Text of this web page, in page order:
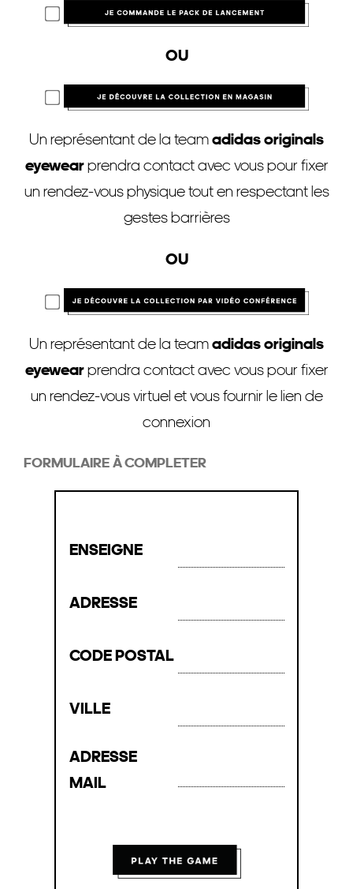
OU
Un représentant de la teamadidas originals
eyewearprendra contact avec vous pour fixer
un rendez-vous physique tout en respectant les
gestes barrières
OU
Un représentant de la teamadidas originals
eyewearprendra contact avec vous pour fixer
un rendez-vous virtuel et vous fournir le lien de
connexion
FORMULAIRE À COMPLETER
ENSEIGNE
ADRESSE
CODE POSTAL
VILLE
ADRESSE
MAIL